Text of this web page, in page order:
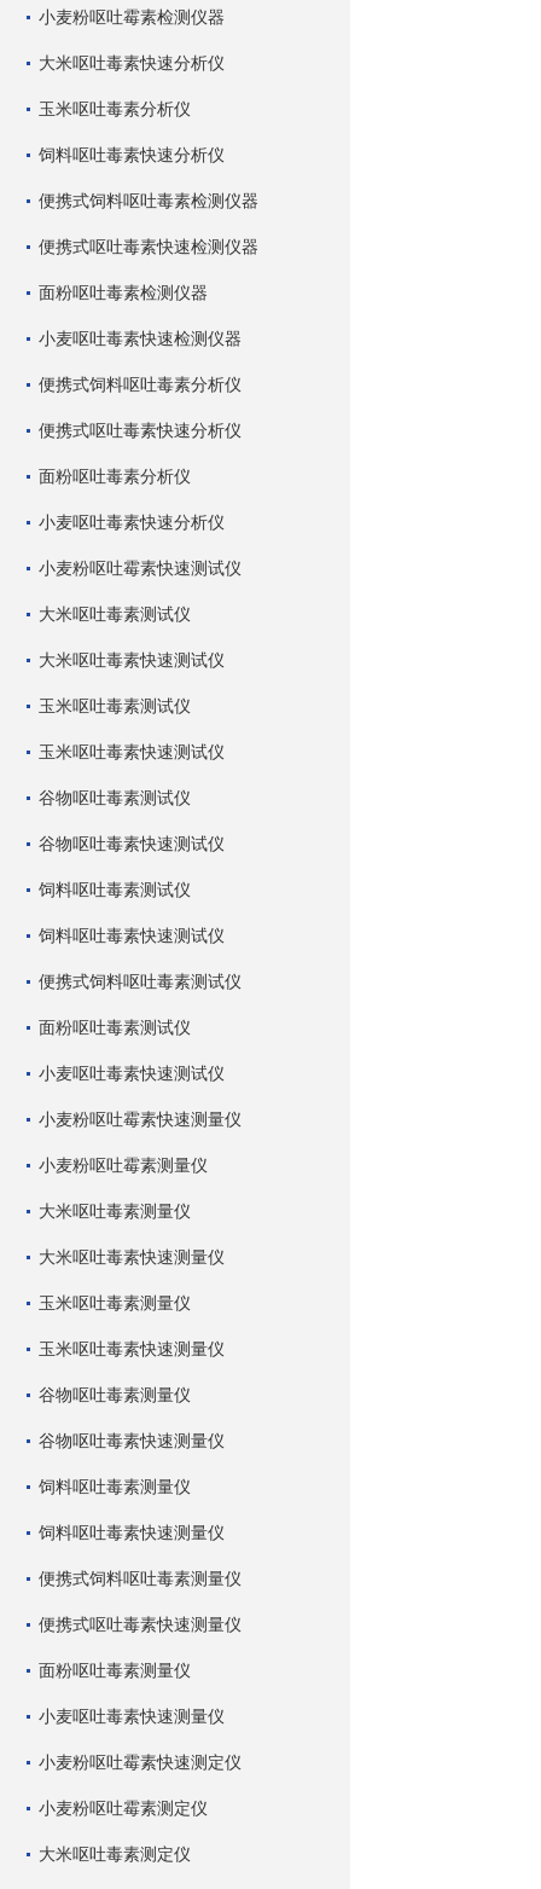
小麦粉呕吐霉素检测仪器
大米呕吐毒素快速分析仪
玉米呕吐毒素分析仪
饲料呕吐毒素快速分析仪
便携式饲料呕吐毒素检测仪器
便携式呕吐毒素快速检测仪器
面粉呕吐毒素检测仪器
小麦呕吐毒素快速检测仪器
便携式饲料呕吐毒素分析仪
便携式呕吐毒素快速分析仪
面粉呕吐毒素分析仪
小麦呕吐毒素快速分析仪
小麦粉呕吐霉素快速测试仪
大米呕吐毒素测试仪
大米呕吐毒素快速测试仪
玉米呕吐毒素测试仪
玉米呕吐毒素快速测试仪
谷物呕吐毒素测试仪
谷物呕吐毒素快速测试仪
饲料呕吐毒素测试仪
饲料呕吐毒素快速测试仪
便携式饲料呕吐毒素测试仪
面粉呕吐毒素测试仪
小麦呕吐毒素快速测试仪
小麦粉呕吐霉素快速测量仪
小麦粉呕吐霉素测量仪
大米呕吐毒素测量仪
大米呕吐毒素快速测量仪
玉米呕吐毒素测量仪
玉米呕吐毒素快速测量仪
谷物呕吐毒素测量仪
谷物呕吐毒素快速测量仪
饲料呕吐毒素测量仪
饲料呕吐毒素快速测量仪
便携式饲料呕吐毒素测量仪
便携式呕吐毒素快速测量仪
面粉呕吐毒素测量仪
小麦呕吐毒素快速测量仪
小麦粉呕吐霉素快速测定仪
小麦粉呕吐霉素测定仪
大米呕吐毒素测定仪